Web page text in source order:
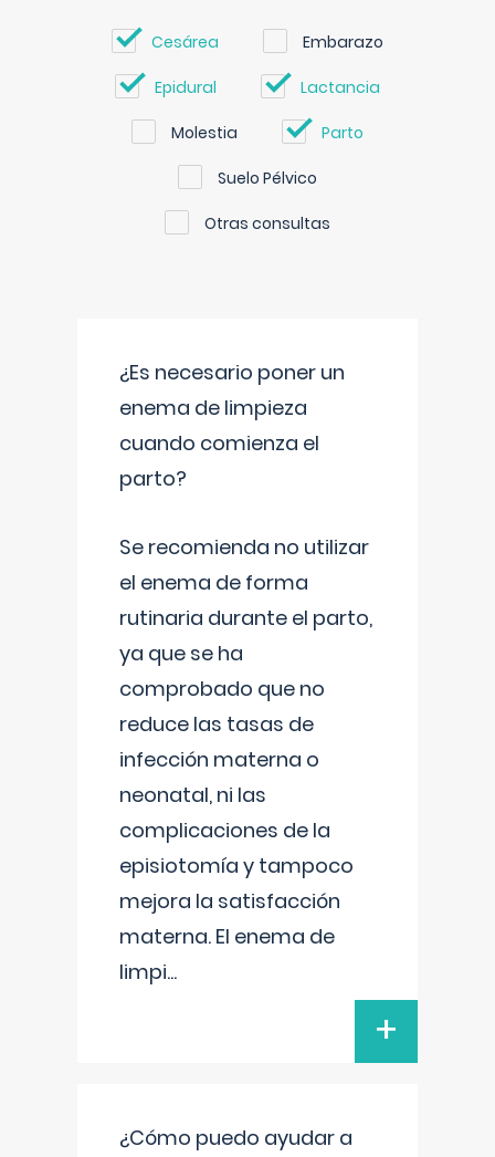
Cesárea Embarazo
Epidural Lactancia
Molestia Parto
Suelo Pélvico
Otras consultas
¿Es necesario poner un
enema de limpieza
cuando comienza el
parto?
Se recomienda no utilizar
el enema de forma
rutinaria durante el parto,
ya que se ha
comprobado que no
reduce las tasas de
infección materna o
neonatal, ni las
complicaciones de la
episiotomía y tampoco
mejora la satisfacción
materna. El enema de
limpi...
+
¿Cómo puedo ayudar a